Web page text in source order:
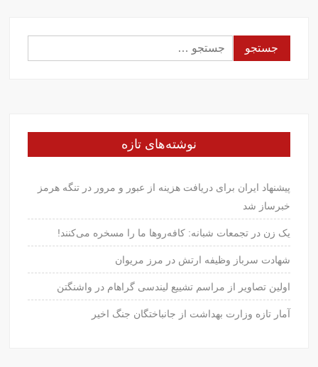
جستجو
برای:
نوشته‌های تازه
پیشنهاد ایران برای دریافت هزینه از عبور و مرور در تنگه هرمز
خبرساز شد
یک زن در تجمعات شبانه: کافه‌روها ما را مسخره می‌کنند!
شهادت سرباز وظیفه ارتش در مرز مریوان
اولین تصاویر از مراسم تشییع لیندسی گراهام در واشنگتن
آمار تازه وزارت بهداشت از جانباختگان جنگ اخیر